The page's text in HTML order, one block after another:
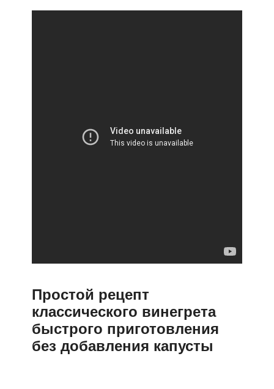
Простой рецепт
классического винегрета
быстрого приготовления
без добавления капусты